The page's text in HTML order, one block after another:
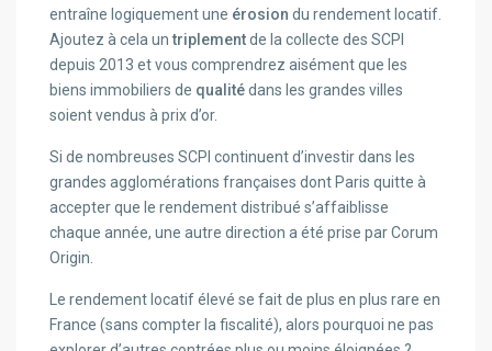
entraîne logiquement une érosiondu rendement locatif.
Ajoutez à cela untriplementde la collecte des SCPI
depuis 2013 et vous comprendrez aisément que les
biens immobiliers de qualitédans les grandes villes
soient vendus à prix d’or.
Si de nombreuses SCPI continuent d’investir dans les
grandes agglomérations françaises dont Paris quitte à
accepter que le rendement distribué s’affaiblisse
chaque année, une autre direction a été prise par Corum
Origin.
Le rendement locatif élevé se fait de plus en plus rare en
France (sans compter la fiscalité), alors pourquoi ne pas